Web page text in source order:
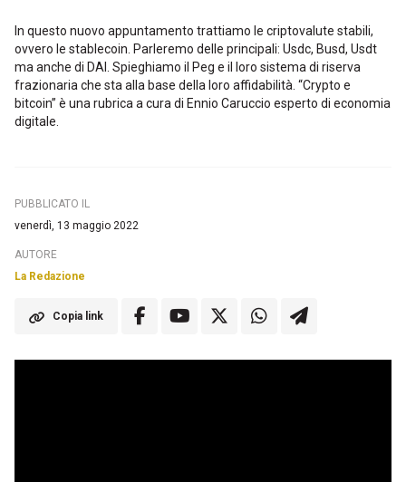
In questo nuovo appuntamento trattiamo le criptovalute stabili,
ovvero le stablecoin. Parleremo delle principali: Usdc, Busd, Usdt
ma anche di DAI. Spieghiamo il Peg e il loro sistema di riserva
frazionaria che sta alla base della loro affidabilità. “Crypto e
bitcoin” è una rubrica a cura di Ennio Caruccio esperto di economia
digitale.
PUBBLICATO IL
venerdì, 13 maggio 2022
AUTORE
La Redazione
Copia link